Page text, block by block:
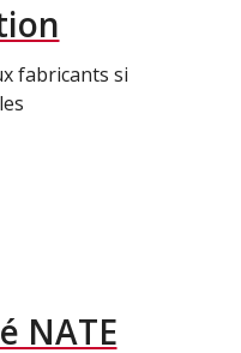
fabricants si
NATE